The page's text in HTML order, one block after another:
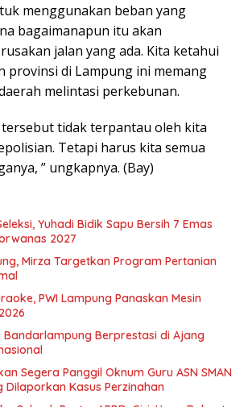
menggunakan beban yang
bagaimanapun itu akan
jalan yang ada. Kita ketahui
provinsi di Lampung ini memang
melintasi perkebunan.
tersebut tidak terpantau oleh kita
Tetapi harus kita semua
” ungkapnya. (Bay)
Yuhadi Bidik Sapu Bersih 7 Emas
2027
Mirza Targetkan Program Pertanian
PWI Lampung Panaskan Mesin
Bandarlampung Berprestasi di Ajang
Segera Panggil Oknum Guru ASN SMAN
Dilaporkan Kasus Perzinahan